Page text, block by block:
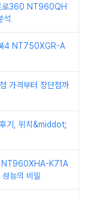
로360 NT960QH
석
북4 NT750XGR-A
가격부터 장단점까
기, 위치&middot;
NT960XHA-K71A
능의 비밀